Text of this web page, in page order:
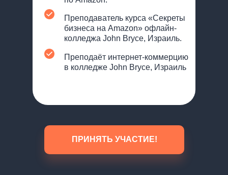
ПРИНЯТЬ УЧАСТИЕ!
Преподаватель курса «Секреты
бизнеса на Amazon» офлайн-
колледжа John Bryce, Израиль.
Преподаёт интернет-коммерцию
в колледже John Bryce, Израиль